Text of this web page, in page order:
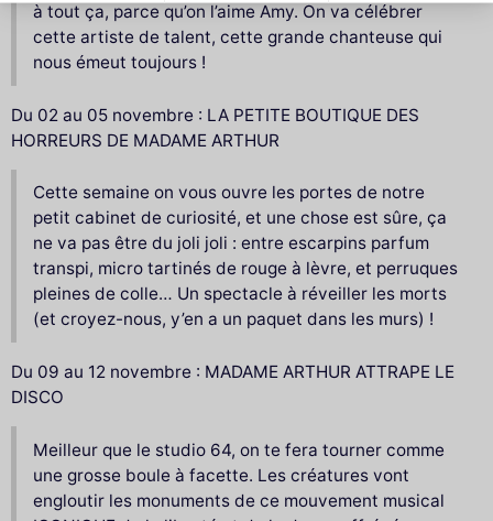
à tout ça, parce qu’on l’aime Amy. On va célébrer
cette artiste de talent, cette grande chanteuse qui
nous émeut toujours !
Du 02 au 05 novembre : LA PETITE BOUTIQUE DES
HORREURS DE MADAME ARTHUR
Cette semaine on vous ouvre les portes de notre
petit cabinet de curiosité, et une chose est sûre, ça
ne va pas être du joli joli : entre escarpins parfum
transpi, micro tartinés de rouge à lèvre, et perruques
pleines de colle… Un spectacle à réveiller les morts
(et croyez-nous, y’en a un paquet dans les murs) !
Du 09 au 12 novembre : MADAME ARTHUR ATTRAPE LE
DISCO
Meilleur que le studio 64, on te fera tourner comme
une grosse boule à facette. Les créatures vont
engloutir les monuments de ce mouvement musical